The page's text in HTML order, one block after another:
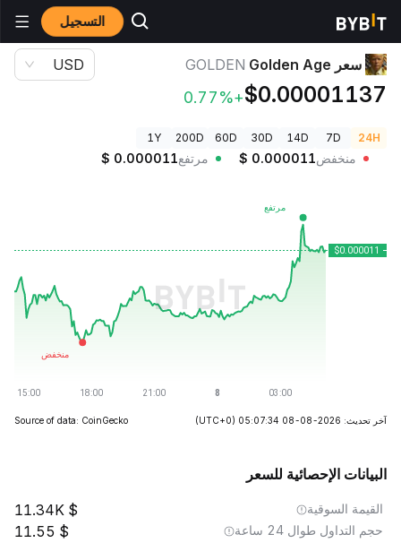
التسجيل أسعار العملات الرقمية
سعر Golden Age GOLDEN
$0.00001137
+0.77%
USD
24H
7D
14D
30D
60D
200D
1Y
منخفض $ 0.000011 مرتفع $ 0.000011
آخر تحديث: 2026-08-08 05:07:34 (UTC+0)
Source of data: CoinGecko
البيانات الإحصائية للسعر
القيمة السوقية 11.34K
حجم التداول طوال 24 ساعة 11.55